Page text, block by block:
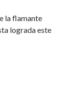
la flamante
lograda este